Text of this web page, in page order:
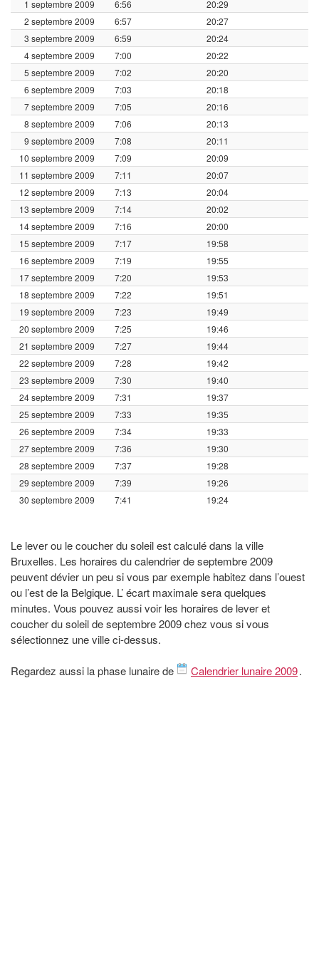
1 septembre 2009 6:56
20:29
2 septembre 2009
6:57
20:27
3 septembre 2009
6:59
20:24
4 septembre 2009
7:00
20:22
5 septembre 2009
7:02
20:20
6 septembre 2009
7:03
20:18
7 septembre 2009
7:05
20:16
8 septembre 2009
7:06
20:13
9 septembre 2009
7:08
20:11
10 septembre 2009
7:09
20:09
11 septembre 2009
7:11
20:07
12 septembre 2009
7:13
20:04
13 septembre 2009
7:14
20:02
14 septembre 2009
7:16
20:00
15 septembre 2009
7:17
19:58
16 septembre 2009
7:19
19:55
17 septembre 2009
7:20
19:53
18 septembre 2009
7:22
19:51
19 septembre 2009
7:23
19:49
20 septembre 2009
7:25
19:46
21 septembre 2009
7:27
19:44
22 septembre 2009
7:28
19:42
23 septembre 2009
7:30
19:40
24 septembre 2009
7:31
19:37
25 septembre 2009
7:33
19:35
26 septembre 2009
7:34
19:33
27 septembre 2009
7:36
19:30
28 septembre 2009
7:37
19:28
29 septembre 2009
7:39
19:26
30 septembre 2009
7:41 19:24
Le lever ou le coucher du soleil est calculé dans la ville
Bruxelles. Les horaires du calendrier de septembre 2009
peuvent dévier un peu si vous par exemple habitez dans l’ouest
ou l’est de la Belgique. L’ écart maximale sera quelques
minutes. Vous pouvez aussi voir les horaires de lever et
coucher du soleil de septembre 2009 chez vous si vous
sélectionnez une ville ci-dessus.
Regardez aussi la phase lunaire de Calendrier lunaire 2009.